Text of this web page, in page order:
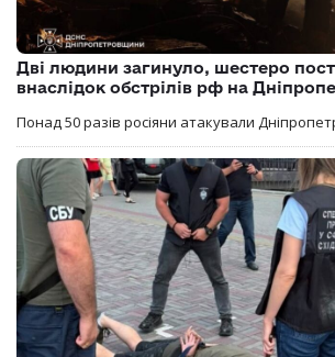
Дві людини загинуло, шестеро
внаслідок обстрілів рф на
Понад 50 разів росіяни атакували